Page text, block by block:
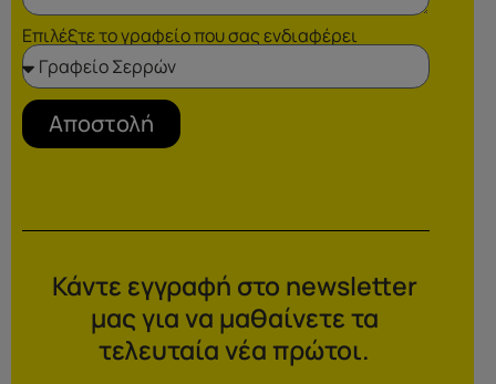
Επιλέξτε το γραφείο που σας ενδιαφέρει
Αποστολή
Κάντε εγγραφή στο newsletter
μας για να μαθαίνετε τα
τελευταία νέα πρώτοι.